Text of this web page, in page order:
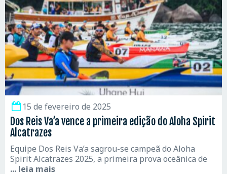
15 de fevereiro de 2025
Dos Reis Va’a vence a primeira edição do Aloha Spirit
Alcatrazes
Equipe Dos Reis Va’a sagrou-se campeã do Aloha
Spirit Alcatrazes 2025, a primeira prova oceânica de
... leia mais